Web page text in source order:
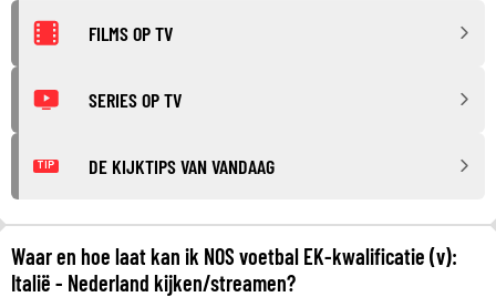
FILMS OP TV
SERIES OP TV
TIP DE KIJKTIPS VAN VANDAAG
Waar en hoe laat kan ik NOS voetbal EK-kwalificatie (v):
Italië - Nederland kijken/streamen?